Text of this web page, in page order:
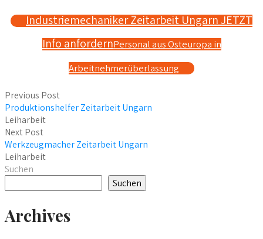
Industriemechaniker Zeitarbeit Ungarn JETZT
Info anfordernPersonal aus Osteuropa in
Arbeitnehmerüberlassung
Previous Post
Produktionshelfer Zeitarbeit Ungarn
Leiharbeit
Next Post
Werkzeugmacher Zeitarbeit Ungarn
Leiharbeit
Suchen
Suchen
Archives